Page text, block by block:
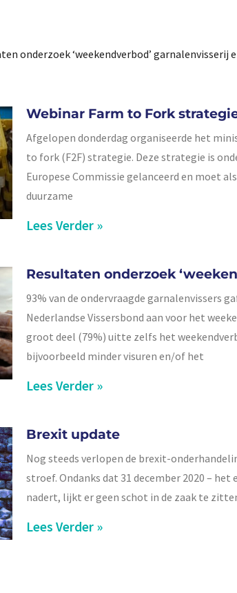
onderzoek ‘weekendverbod’ garnalenvisserij
Webinar Farm to Fork
Afgelopen donderdag organiseerde het
to fork (F2F) strategie. Deze strategie is
Europese Commissie gelanceerd en moet
duurzame
Lees Verder »
Resultaten onderzoek
93% van de ondervraagde garnalenvissers
Nederlandse Vissersbond aan voor het
groot deel (79%) uitte zelfs het
bijvoorbeeld minder visuren en/of het
Lees Verder »
Brexit update
Nog steeds verlopen de brexit-
stroef. Ondanks dat 31 december 2020 –
nadert, lijkt er geen schot in de zaak te
Lees Verder »